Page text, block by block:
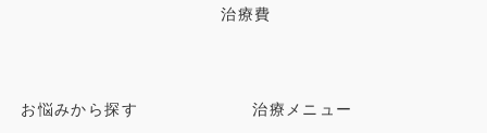
治療費
お悩みから探す 治療メニュー